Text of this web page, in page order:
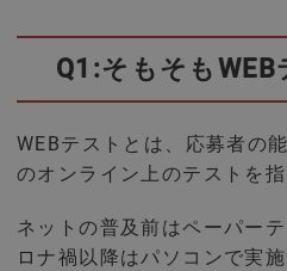
Q1:そもそもWEB
WEBテストとは、応募者の
のオンライン上のテストを指
ネットの普及前はペーパー
ロナ禍以降はパソコンで実